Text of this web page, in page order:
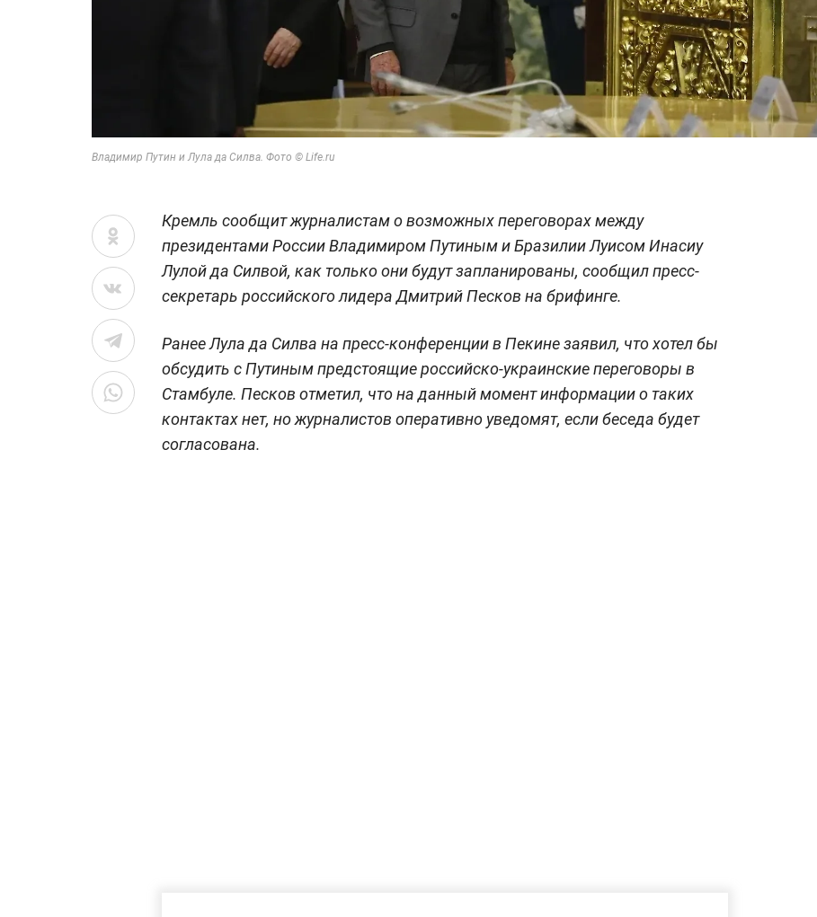
Владимир Путин и Лула да Силва. Фото © Life.ru
Кремль сообщит журналистам о возможных переговорах между
президентами России Владимиром Путиным и Бразилии Луисом Инасиу
Лулой да Силвой, как только они будут запланированы, сообщил пресс-
секретарь российского лидера Дмитрий Песков на брифинге.
Ранее Лула да Силва на пресс-конференции в Пекине заявил, что хотел бы
обсудить с Путиным предстоящие российско-украинские переговоры в
Стамбуле. Песков отметил, что на данный момент информации о таких
контактах нет, но журналистов оперативно уведомят, если беседа будет
согласована.